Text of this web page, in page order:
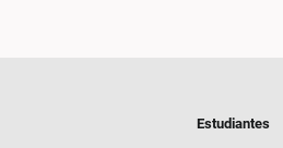
Estudiantes